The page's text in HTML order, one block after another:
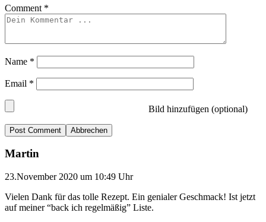
Comment *
Name *
Email *
Bild hinzufügen (optional)
Abbrechen
Martin
23.November 2020 um 10:49 Uhr
Vielen Dank für das tolle Rezept. Ein genialer Geschmack! Ist jetzt
auf meiner “back ich regelmäßig” Liste.